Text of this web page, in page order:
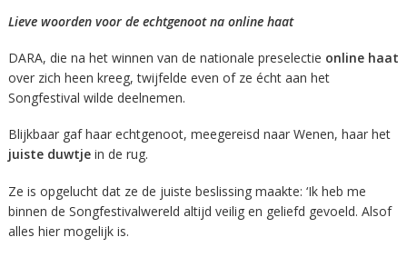
Lieve woorden voor de echtgenoot na online haat
DARA, die na het winnen van de nationale preselectie online haat
over zich heen kreeg, twijfelde even of ze écht aan het
Songfestival wilde deelnemen.
Blijkbaar gaf haar echtgenoot, meegereisd naar Wenen, haar het
juiste duwtjein de rug.
Ze is opgelucht dat ze de juiste beslissing maakte: ‘Ik heb me
binnen de Songfestivalwereld altijd veilig en geliefd gevoeld. Alsof
alles hier mogelijk is.